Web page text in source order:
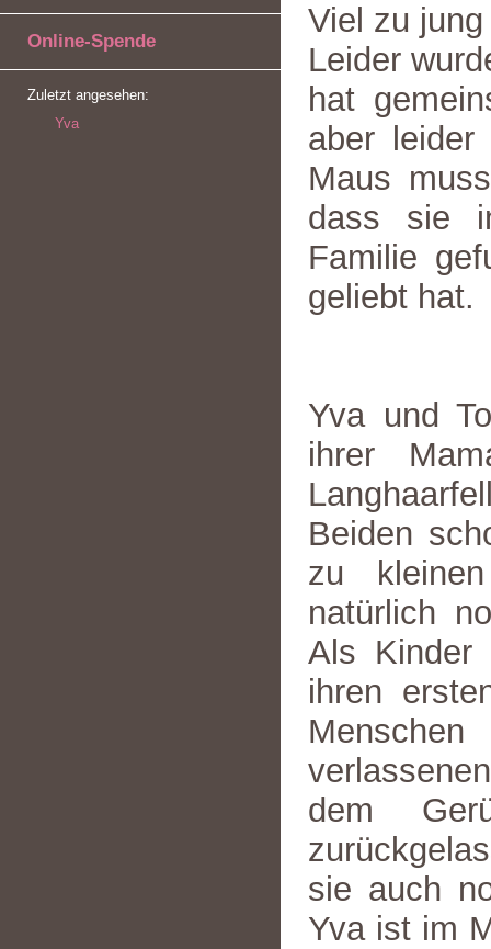
Online-Spende
Zuletzt angesehen:
Yva
Viel zu
Leider
hat
aber
Maus
dass sie
Familie
geliebt hat.
Yva und
ihrer
Beiden
zu
natürlich
Als Kinder
ihren
dem
sie auch
Yva ist im